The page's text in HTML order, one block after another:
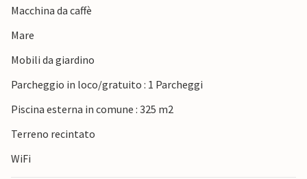
Macchina da caffè
Mare
Mobili da giardino
Parcheggio in loco/gratuito : 1 Parcheggi
Piscina esterna in comune : 325 m2
Terreno recintato
WiFi